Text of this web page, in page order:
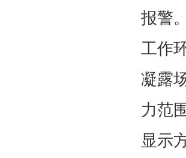
报警
工作
凝露
力范
显示